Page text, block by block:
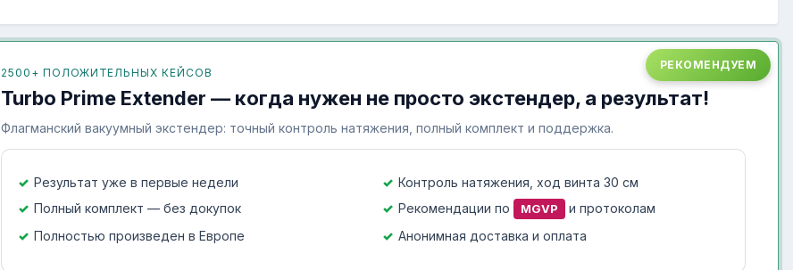
РЕКОМЕНДУЕМ
2500+ ПОЛОЖИТЕЛЬНЫХ КЕЙСОВ
Turbo Prime Extender — когда нужен не просто экстендер, а результат!
Флагманский вакуумный экстендер: точный контроль натяжения, полный комплект и поддержка.
Результат уже в первые недели
Контроль натяжения, ход винта 30 см
Полный комплект — без докупок
Рекомендации по MGVP
и протоколам
Полностью произведен в Европе
Анонимная доставка и оплата